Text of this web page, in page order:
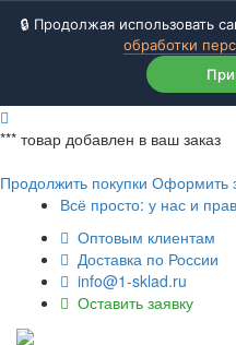
🔒 Продолжая использовать
обработки
*** товар добавлен в ваш заказ
Продолжить покупки Оформить
Всё просто: у нас и
Оптовым клиентам
Доставка по России
info@1-sklad.ru
Оставить заявку